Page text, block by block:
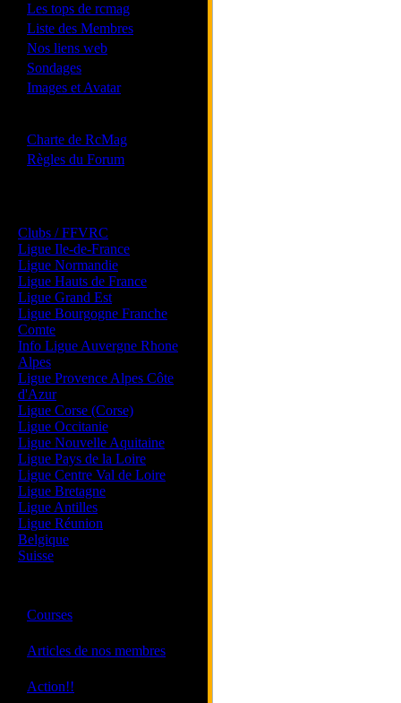
Les tops de rcmag
Liste des Membres
Nos liens web
Sondages
Images et Avatar
Charte de RcMag
Règles du Forum
Clubs / FFVRC
Ligue Ile-de-France
Ligue Normandie
Ligue Hauts de France
Ligue Grand Est
Ligue Bourgogne Franche
Comte
Info Ligue Auvergne Rhone
Alpes
Ligue Provence Alpes Côte
d'Azur
Ligue Corse (Corse)
Ligue Occitanie
Ligue Nouvelle Aquitaine
Ligue Pays de la Loire
Ligue Centre Val de Loire
Ligue Bretagne
Ligue Antilles
Ligue Réunion
Belgique
Suisse
Courses
Articles de nos membres
Action!!